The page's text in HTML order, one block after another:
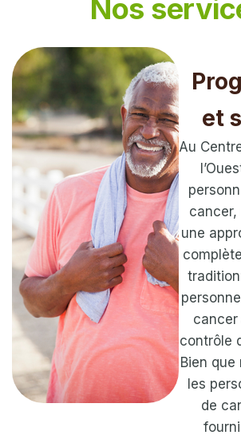
Nos
et
Au
cancer,
une
cancer
contrôle
Bien que
les
de